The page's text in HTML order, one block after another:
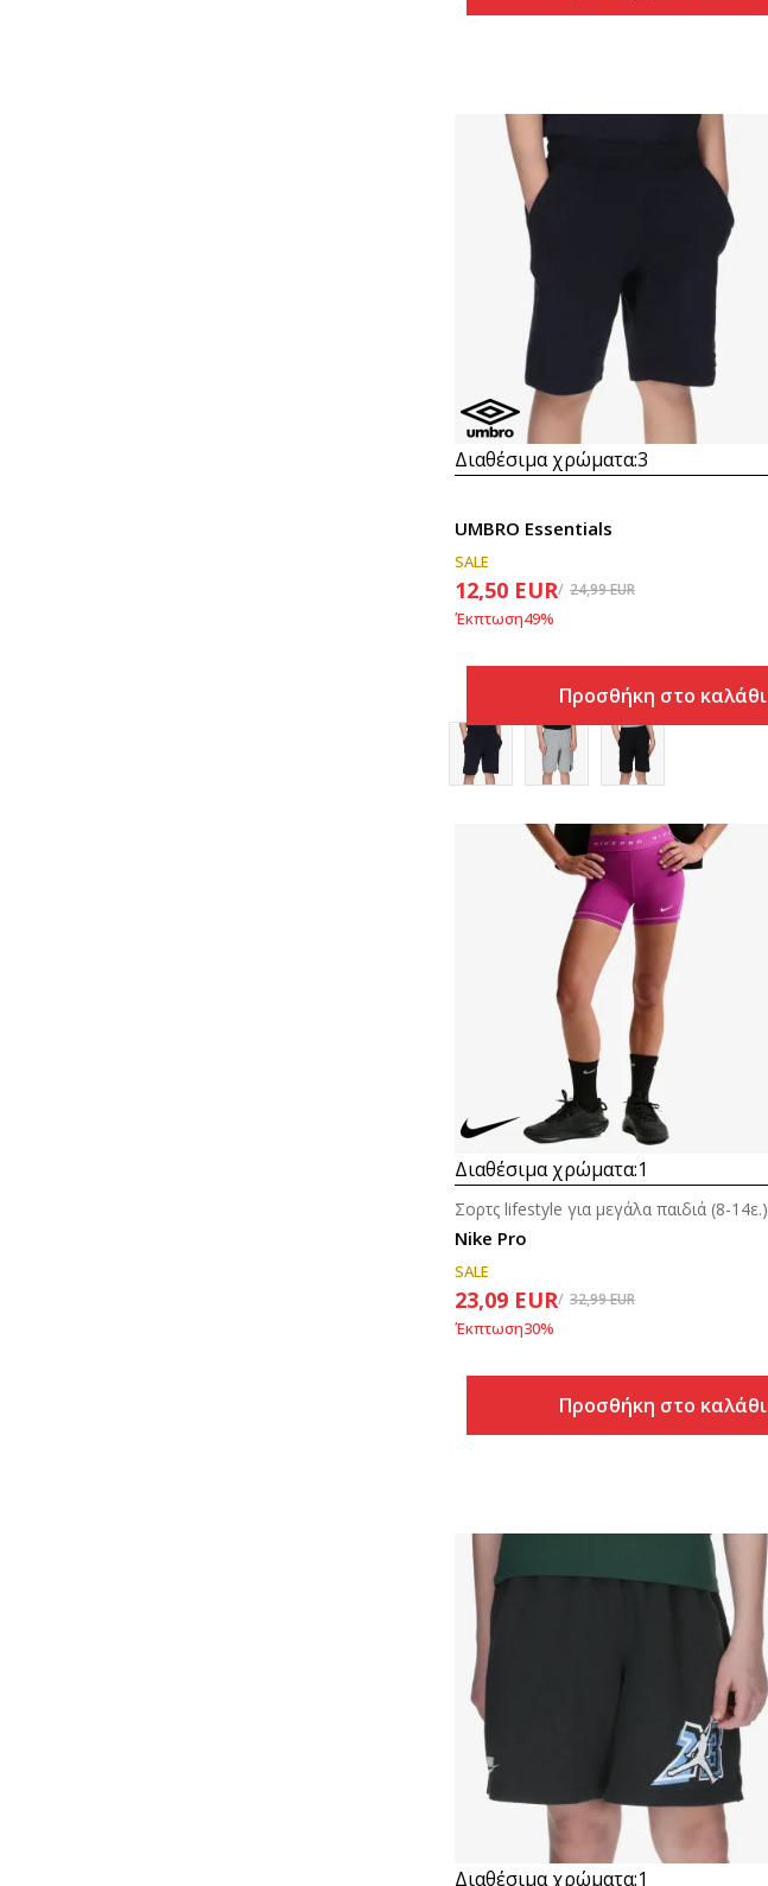
Συγκρίνετε
Διαθέσιμα χρώματα:3
UMBRO Essentials
SALE
12,50 EUR 24,99EUR
Έκπτωση49%
Προσθήκη στο καλάθι
Συγκρίνετε
Διαθέσιμα χρώματα:1
Nike Pro
Σορτς lifestyle για μεγάλα παιδιά (8-14ε.)
SALE
23,09 EUR 32,99EUR
Έκπτωση30%
Προσθήκη στο καλάθι
Διαθέσιμα χρώματα:1